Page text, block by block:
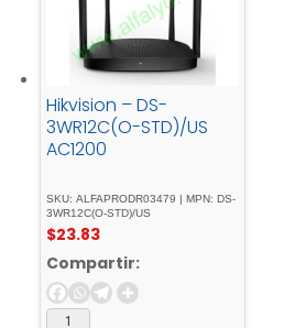
Hikvision – DS-
3WR12C(O-STD)/US
AC1200
SKU: ALFAPRODR03479 | MPN: DS-
3WR12C(O-STD)/US
$23.83
Compartir: